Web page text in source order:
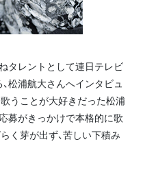
タレントとして連日テレビ
松浦航大さんへインタビュ
うことが大好きだった松浦
募がきっかけで本格的に歌
く芽が出ず、苦しい下積み